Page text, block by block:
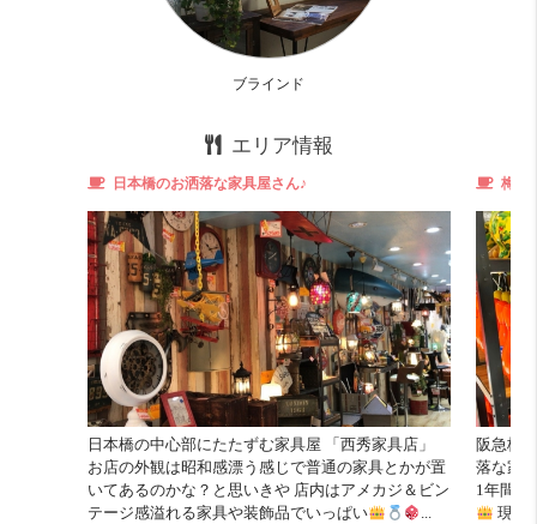
お部屋診断
コスパ そこそこ 12 点
アメ村のすぐ近く♪
ブラインド
エリア情報
日本橋のお洒落な家具屋さん♪
日本橋の中心部にたたずむ家具屋 「西秀家具店」
お店の外観は昭和感漂う感じで普通の家具とかが置
いてあるのかな？と思いきや 店内はアメカジ＆ビン
テージ感溢れる家具や装飾品でいっぱい
...
梅田
阪急梅
落な家
1年間に
現在